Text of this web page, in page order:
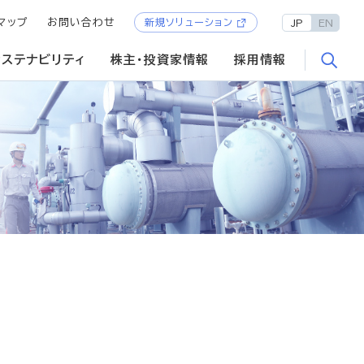
テナビリティ 株主・投資家情報 採用情報
ップ お問い合わせ 新規ソリューション JP EN